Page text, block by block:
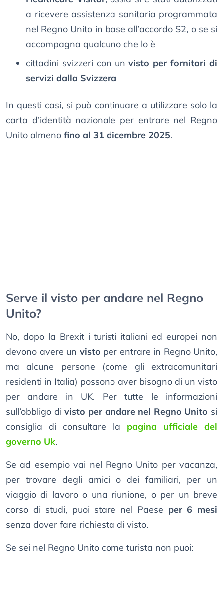
a ricevere assistenza sanitaria programmata
nel Regno Unito in base all’accordo S2, o se si
accompagna qualcuno che lo è
cittadini svizzeri con unvisto per fornitori di
servizi dalla Svizzera
In questi casi, si può continuare a utilizzare solo la
carta d’identità nazionale per entrare nel Regno
Unito almeno fino al 31 dicembre 2025.
Serve il visto per andare nel Regno
Unito?
No, dopo la Brexit i turisti italiani ed europei non
devono avere un visto per entrare in Regno Unito,
ma alcune persone (come gli extracomunitari
residenti in Italia) possono aver bisogno di un visto
per andare in UK. Per tutte le informazioni
sull’obbligo divisto per andare nel Regno Unito si
consiglia di consultare la pagina ufficiale del
governo Uk.
Se ad esempio vai nel Regno Unito per vacanza,
per trovare degli amici o dei familiari, per un
viaggio di lavoro o una riunione, o per un breve
corso di studi, puoi stare nel Paese per 6 mesi
senza dover fare richiesta di visto.
Se sei nel Regno Unito come turista non puoi: